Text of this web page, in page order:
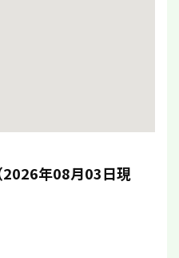
2026年08月03日現